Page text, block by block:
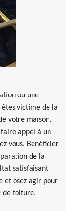
ou une
êtes victime de la
votre maison,
faire appel à un
vous. Bénéficier
de la
satisfaisant.
et osez agir pour
de toiture.